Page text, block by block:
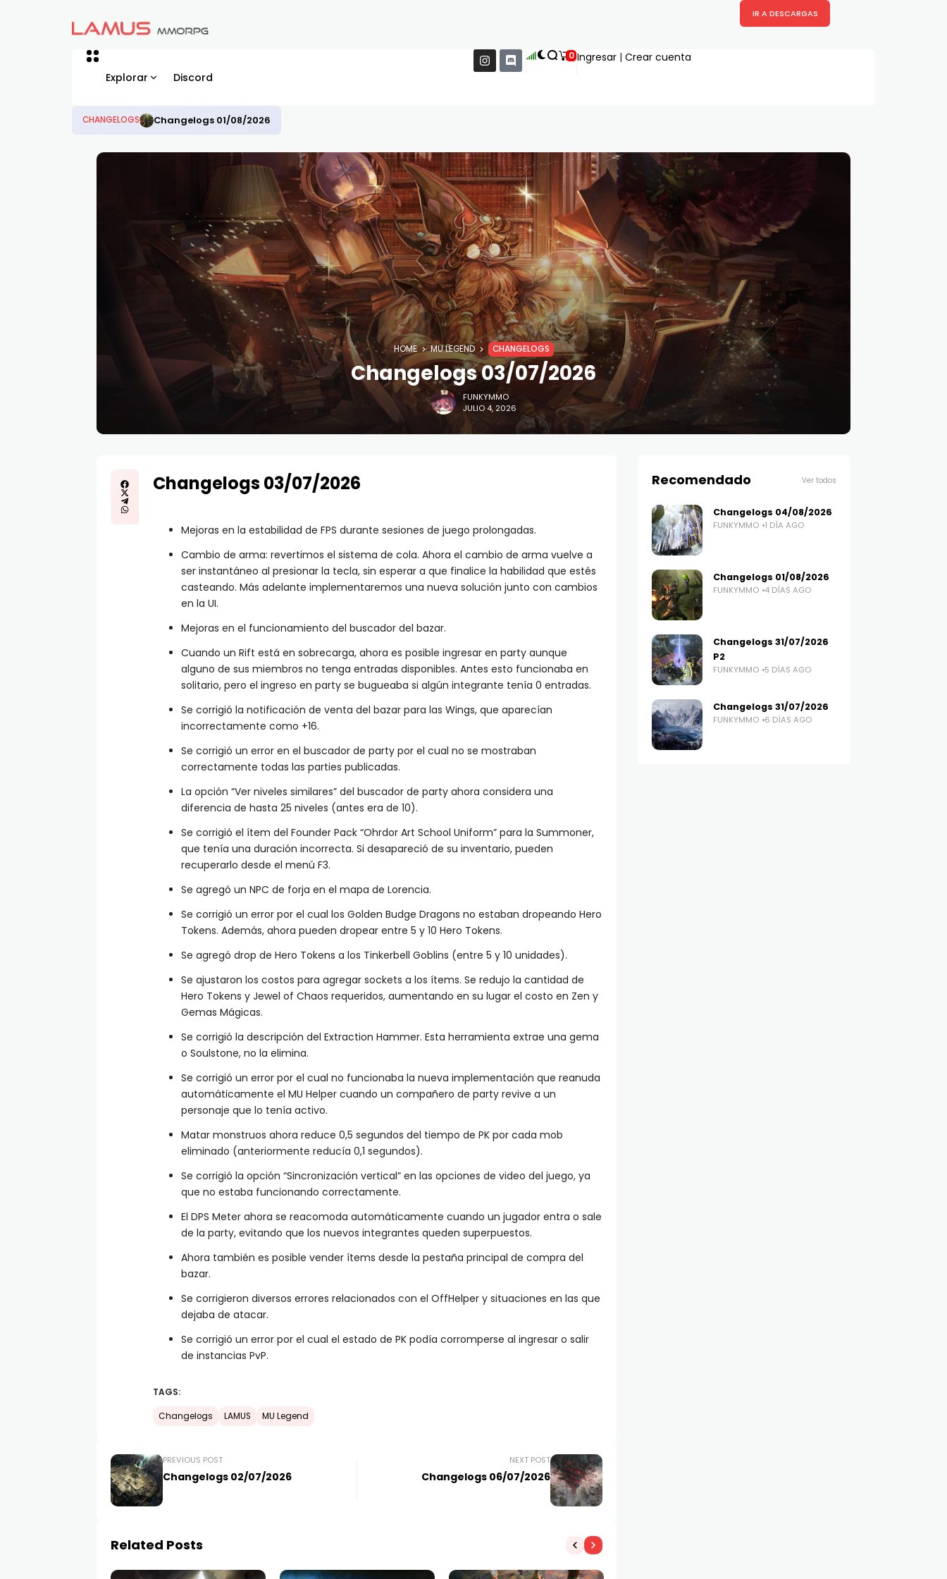
IR A DESCARGAS
Explorar Discord
0 Ingresar |Crear cuenta
CHANGELOGS Changelogs 01/08/2026
HOME MU LEGEND CHANGELOGS
Changelogs 03/07/2026
FUNKYMMO
JULIO 4, 2026
Changelogs 03/07/2026
Mejoras en la estabilidad de FPS durante sesiones de juego prolongadas.
Cambio de arma: revertimos el sistema de cola. Ahora el cambio de arma vuelve a
ser instantáneo al presionar la tecla, sin esperar a que finalice la habilidad que estés
casteando. Más adelante implementaremos una nueva solución junto con cambios
en la UI.
Mejoras en el funcionamiento del buscador del bazar.
Cuando un Rift está en sobrecarga, ahora es posible ingresar en party aunque
alguno de sus miembros no tenga entradas disponibles. Antes esto funcionaba en
solitario, pero el ingreso en party se bugueaba si algún integrante tenía 0 entradas.
Se corrigió la notificación de venta del bazar para las Wings, que aparecían
incorrectamente como +16.
Se corrigió un error en el buscador de party por el cual no se mostraban
correctamente todas las parties publicadas.
La opción “Ver niveles similares” del buscador de party ahora considera una
diferencia de hasta 25 niveles (antes era de 10).
Se corrigió el ítem del Founder Pack “Ohrdor Art School Uniform” para la Summoner,
que tenía una duración incorrecta. Si desapareció de su inventario, pueden
recuperarlo desde el menú F3.
Se agregó un NPC de forja en el mapa de Lorencia.
Se corrigió un error por el cual los Golden Budge Dragons no estaban dropeando Hero
Tokens. Además, ahora pueden dropear entre 5 y 10 Hero Tokens.
Se agregó drop de Hero Tokens a los Tinkerbell Goblins (entre 5 y 10 unidades).
Se ajustaron los costos para agregar sockets a los ítems. Se redujo la cantidad de
Hero Tokens y Jewel of Chaos requeridos, aumentando en su lugar el costo en Zen y
Gemas Mágicas.
Se corrigió la descripción del Extraction Hammer. Esta herramienta extrae una gema
o Soulstone, no la elimina.
Se corrigió un error por el cual no funcionaba la nueva implementación que reanuda
automáticamente el MU Helper cuando un compañero de party revive a un
personaje que lo tenía activo.
Matar monstruos ahora reduce 0,5 segundos del tiempo de PK por cada mob
eliminado (anteriormente reducía 0,1 segundos).
Se corrigió la opción “Sincronización vertical” en las opciones de video del juego, ya
que no estaba funcionando correctamente.
El DPS Meter ahora se reacomoda automáticamente cuando un jugador entra o sale
de la party, evitando que los nuevos integrantes queden superpuestos.
Ahora también es posible vender ítems desde la pestaña principal de compra del
bazar.
Se corrigieron diversos errores relacionados con el OffHelper y situaciones en las que
dejaba de atacar.
Se corrigió un error por el cual el estado de PK podía corromperse al ingresar o salir
de instancias PvP.
TAGS:
Changelogs LAMUS MU Legend
PREVIOUS POST
Changelogs 02/07/2026
NEXT POST
Changelogs 06/07/2026
Related Posts
Recomendado Ver todos
Changelogs 04/08/2026
FUNKYMMO 1 DÍA AGO
Changelogs 01/08/2026
FUNKYMMO 4 DÍAS AGO
Changelogs 31/07/2026
P2
FUNKYMMO 5 DÍAS AGO
Changelogs 31/07/2026
FUNKYMMO 6 DÍAS AGO